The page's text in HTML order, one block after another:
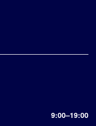
9:00–19:00